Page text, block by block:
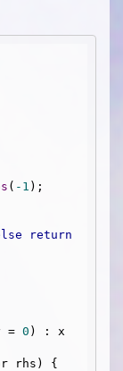
( -1 );
return
= 0 ) : x
rhs) {